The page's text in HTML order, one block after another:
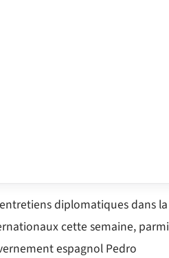
diplomatiques dans la
cette semaine, parmi
espagnol Pedro